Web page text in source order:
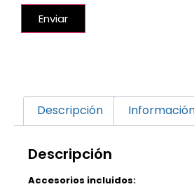
Enviar
Descripción
Descripción
Accesorios incluidos: